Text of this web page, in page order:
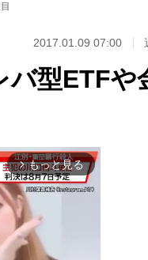
2017.01.09 07:00
型ETFや
arrow_forward_ios もっと見る